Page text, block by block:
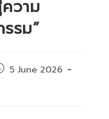
วาม
รม”
5 June 2026